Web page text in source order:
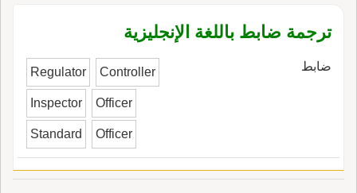
ترجمة ضابط باللغة الإنجليزية
ضابط Regulator Controller
Inspector Officer
Standard Officer